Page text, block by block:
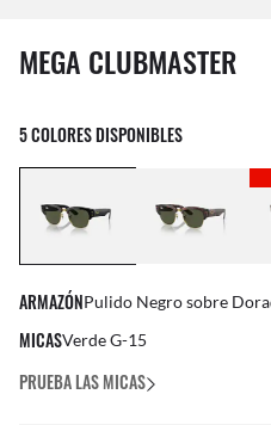
El artículo se ha eliminado de
MEGA CLUBMASTER
5 COLORES DISPONIBLES
ARMAZÓNPulido Negro sobre
MICASVerde G-15
PRUEBA LAS MICAS